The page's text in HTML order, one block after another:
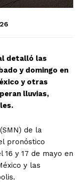
detalló las
y domingo en
y otras
lluvias,
de la
pronóstico
y 17 de mayo en
y las